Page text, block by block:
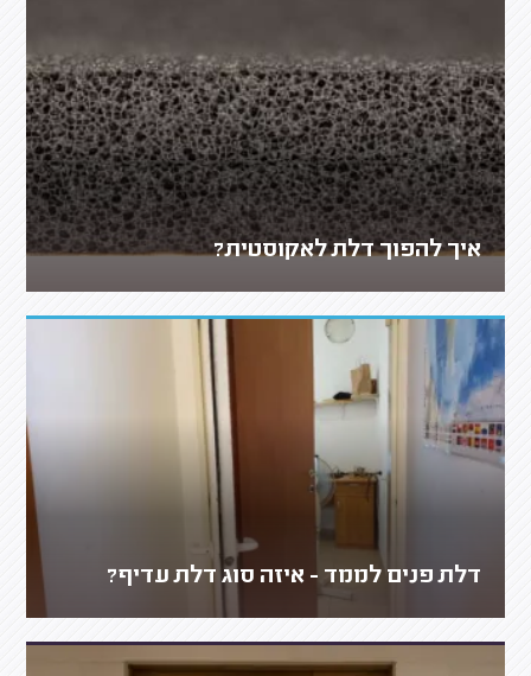
איך להפוך דלת לאקוסטית?
דלת פנים לממד - איזה סוג דלת עדיף?